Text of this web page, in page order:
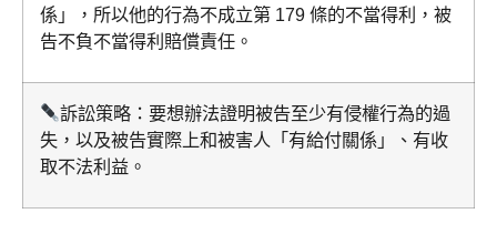
係」，所以他的行為不成立第 179 條的不當得利，被
告不負不當得利賠償責任。
訴訟策略：要想辦法證明被告至少有侵權行為的過
失，以及被告實際上和被害人「有給付關係」、有收
取不法利益。